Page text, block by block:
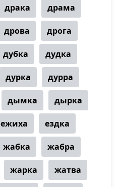
драка драма
дрова дрога
дубка дудка
дурка дурра
дымка дырка
ежиха ездка
жабка жабра
жарка жатва